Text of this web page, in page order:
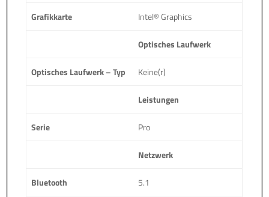
Grafikkarte Intel® Graphics
Optisches Laufwerk
Optisches Laufwerk – Typ Keine(r)
Leistungen
Serie Pro
Netzwerk
Bluetooth 5.1